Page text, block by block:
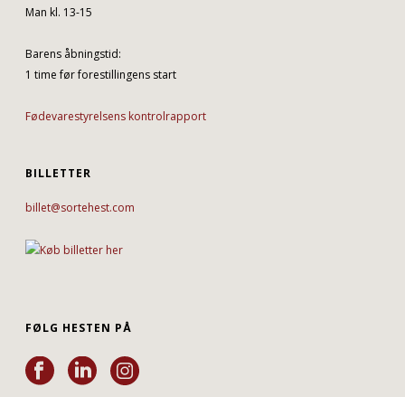
Man kl. 13-15
Barens åbningstid:
1 time før forestillingens start
Fødevarestyrelsens kontrolrapport
BILLETTER
billet@sortehest.com
FØLG HESTEN PÅ